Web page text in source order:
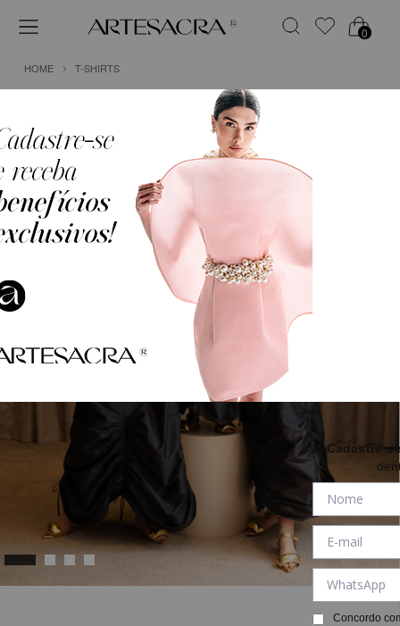
0
HOME T-SHIRTS
1
Cadastre-
Concordo